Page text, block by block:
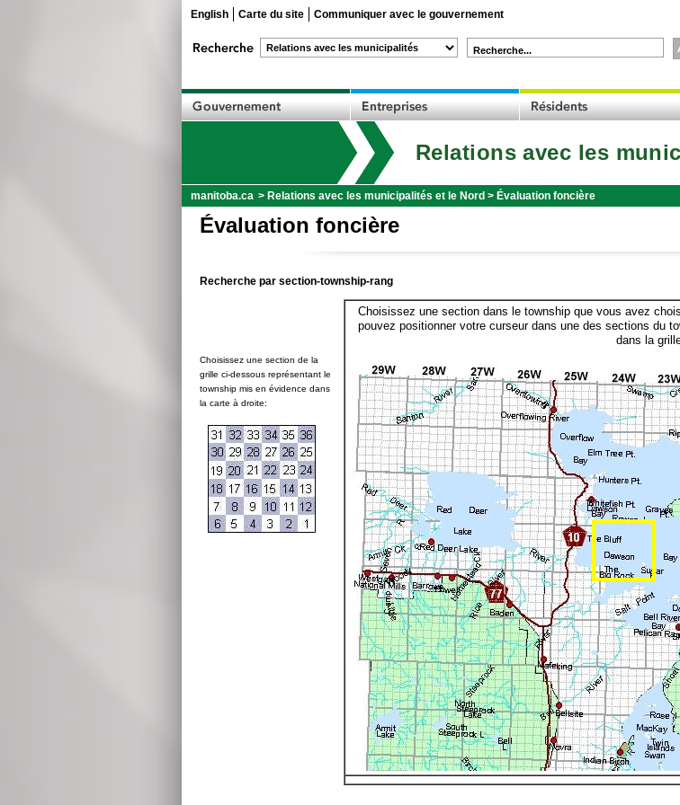
English Carte du site Communiquer avec le gouvernement
Recherche...
Relations avec les
manitoba.ca > Relations avec les municipalités et le Nord > Évaluation foncière
Évaluation foncière
Recherche par section-township-rang
Choisissez une section de la
grille ci-dessous représentant le
township mis en évidence dans
la carte à droite:
Choisissez une section dans le township que vous avez
pouvez positionner votre curseur dans une des sections du
dans la